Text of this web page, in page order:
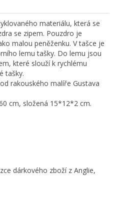
materiálu, která se
se zipem. Pouzdro je
malou peněženku. V tašce je
lemu tašky. Do lemu jsou
které slouží k rychlému
tašky.
rakouského malíře Gustava
cm, složená 15*12*2 cm.
dárkového zboží z Anglie,